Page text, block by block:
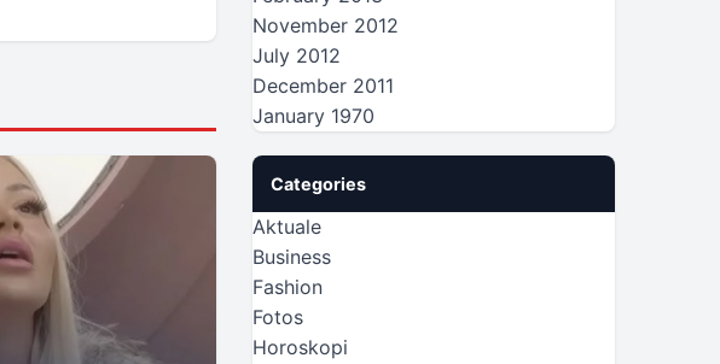
November 2012
July 2012
December 2011
January 1970
Categories
Aktuale
Business
Fashion
Fotos
Horoskopi